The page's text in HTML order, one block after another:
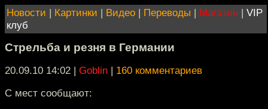
Новости | Картинки | Видео | Переводы | Магазин | VIP
клуб
Стрельба и резня в Германии
20.09.10 14:02 | Goblin | 160 комментариев
C мест сообщают: